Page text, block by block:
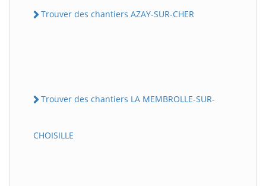
Trouver des chantiers AZAY-SUR-CHER
Trouver des chantiers LA MEMBROLLE-SUR-
CHOISILLE